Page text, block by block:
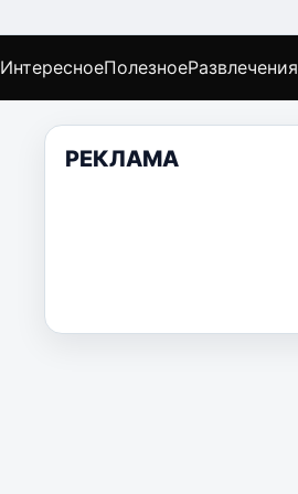
ИнтересноеПолезноеРазвлечения
РЕКЛАМА